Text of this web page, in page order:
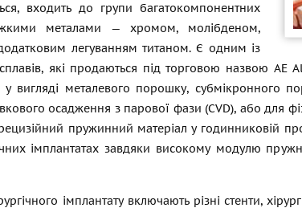
входить до групи багатокомпонентних
металами — хромом, молібденом,
легуванням титаном. Є одним із
які продаються під торговою назвою AE
у вигляді металевого порошку, субмікронного
осадження з парової фази (CVD), або для
пружинний матеріал у годинниковій
імплантатах завдяки високому модулю
імплантату включають різні стенти,